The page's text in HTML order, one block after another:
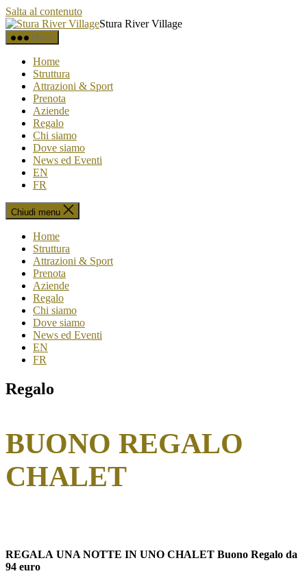
Salta al contenuto
Stura River Village
Menu
Home
Struttura
Attrazioni & Sport
Prenota
Aziende
Regalo
Chi siamo
Dove siamo
News ed Eventi
EN
FR
Chiudi menu
Home
Struttura
Attrazioni & Sport
Prenota
Aziende
Regalo
Chi siamo
Dove siamo
News ed Eventi
EN
FR
Regalo
BUONO REGALO
CHALET
REGALA UNA NOTTE IN UNO CHALET Buono Regalo da
94 euro